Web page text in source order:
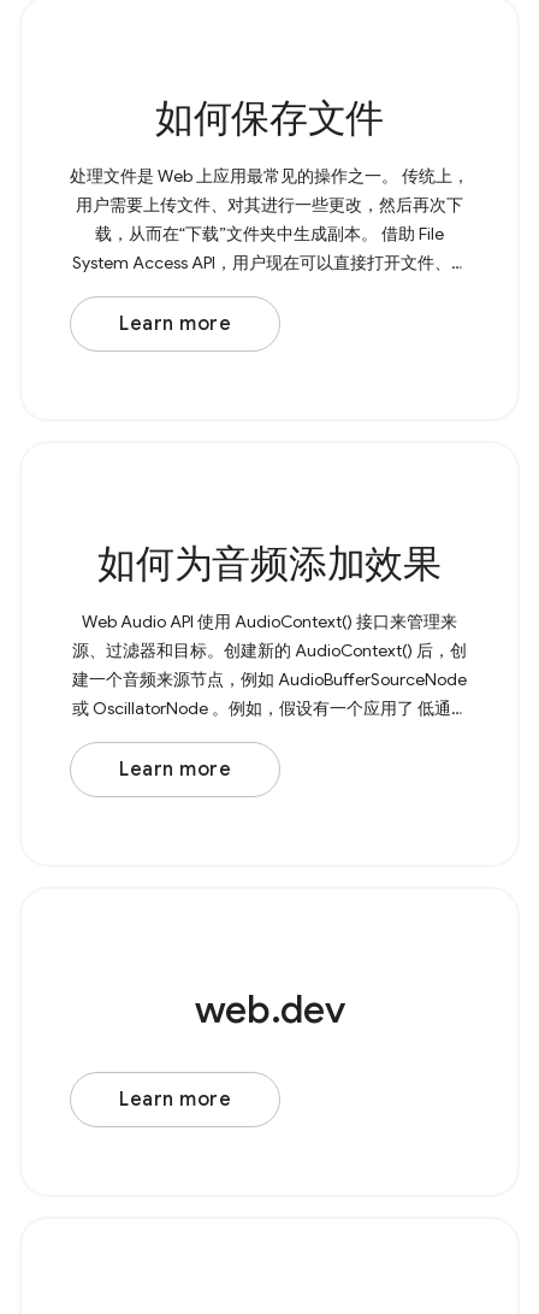
如何保存文件
处理文件是 Web 上应用最常见的操作之一。 传统上，
用户需要上传文件、对其进行一些更改，然后再次下
载，从而在“下载”文件夹中生成副本。 借助 File
System Access API，用户现在可以直接打开文件、进
行修改，并将更改保存回原始文件。 如需保存文件，
请调用 showSaveFilePicker() ， 该方法会返回一个包
含 FileSystemFileHandle 的 Promise。您可以将所需
Learn more
如何为音频添加效果
Web Audio API 使用 AudioContext() 接口来管理来
源、过滤器和目标。创建新的 AudioContext() 后，创
建一个音频来源节点，例如 AudioBufferSourceNode
或 OscillatorNode 。例如，假设有一个应用了 低通滤
波器 的基本振荡器。 Browser Support Source 首先，
创建一个新的 AudioContext() 。然后创建一个音频来
源节点，例如 AudioBufferSourceNode 或
Learn more
web.dev
Learn more